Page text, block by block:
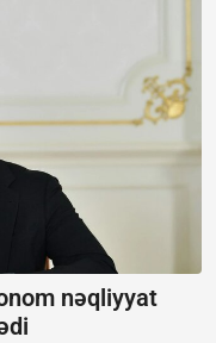
nəqliyyat